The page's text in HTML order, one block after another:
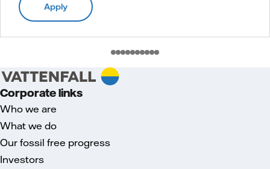
Apply
Corporate links
Who we are
What we do
Our fossil free progress
Investors